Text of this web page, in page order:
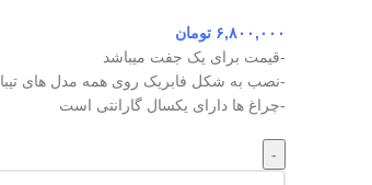
۶,۸۰۰,۰۰۰ تومان
-قیمت برای یک جفت میباشد
-نصب به شکل فابریک روی همه مدل های تیبا 2
-چراغ ها دارای یکسال گارانتی است
-